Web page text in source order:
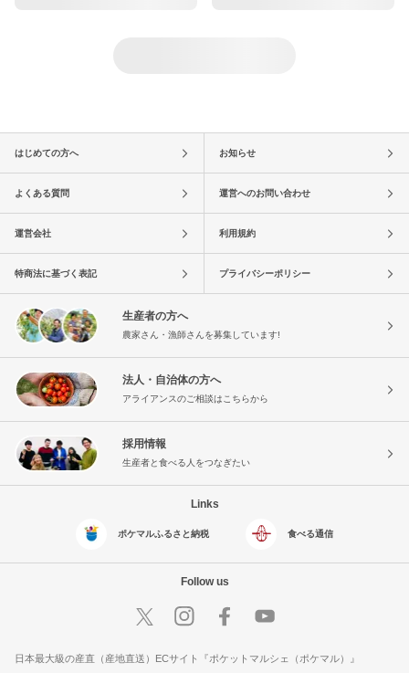
はじめての方へ お知らせ
よくある質問 運営へのお問い合わせ
運営会社 利用規約
特商法に基づく表記 プライバシーポリシー
生産者の方へ
農家さん・漁師さんを募集しています!
法人・自治体の方へ
アライアンスのご相談はこちらから
採用情報
生産者と食べる人をつなぎたい
Links
ポケマルふるさと納税 食べる通信
Follow us
日本最大級の産直（産地直送）ECサイト『ポケットマルシェ（ポケマル）』